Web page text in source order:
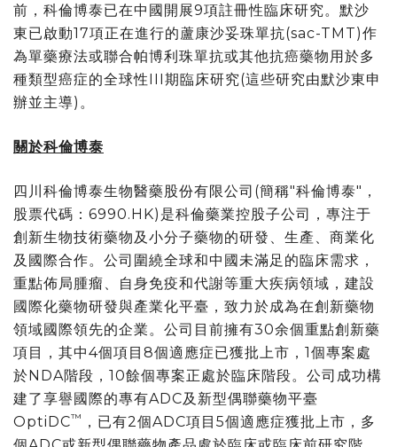
前，科倫博泰已在中國開展9項註冊性臨床研究。默沙
東已啟動17項正在進行的蘆康沙妥珠單抗(sac-TMT)作
為單藥療法或聯合帕博利珠單抗或其他抗癌藥物用於多
種類型癌症的全球性III期臨床研究(這些研究由默沙東申
辦並主導)。
關於科倫博泰
四川科倫博泰生物醫藥股份有限公司(簡稱"科倫博泰"，
股票代碼：6990.HK)是科倫藥業控股子公司，專注于
創新生物技術藥物及小分子藥物的研發、生產、商業化
及國際合作。公司圍繞全球和中國未滿足的臨床需求，
重點佈局腫瘤、自身免疫和代謝等重大疾病領域，建設
國際化藥物研發與產業化平臺，致力於成為在創新藥物
領域國際領先的企業。公司目前擁有30余個重點創新藥
項目，其中4個項目8個適應症已獲批上市，1個專案處
於NDA階段，10餘個專案正處於臨床階段。公司成功構
建了享譽國際的專有ADC及新型偶聯藥物平臺
OptiDC™ ，已有2個ADC項目5個適應症獲批上市，多